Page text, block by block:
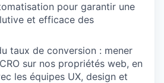
pour garantir une
et efficace des
taux de conversion : mener
sur nos propriétés web, en
les équipes UX, design et